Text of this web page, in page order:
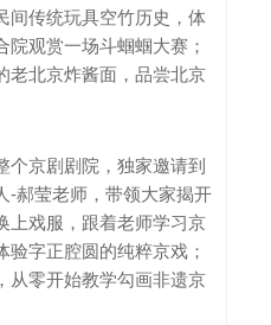
间传统玩具空竹历史，体
观赏一场斗蝈蝈大赛；
老北京炸酱面，品尝北京
个京剧剧院，独家邀请到
-郝莹老师，带领大家揭开
上戏服，跟着老师学习京
字正腔圆的纯粹京戏；
从零开始教学勾画非遗京